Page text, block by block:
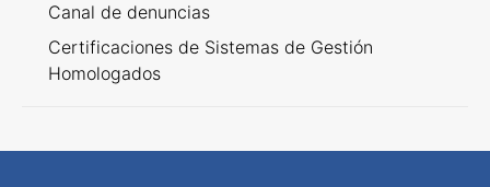
Canal de denuncias
Certificaciones de Sistemas de Gestión
Homologados